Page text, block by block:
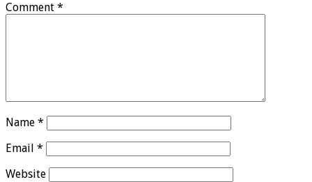
Comment *
Name *
Email *
Website